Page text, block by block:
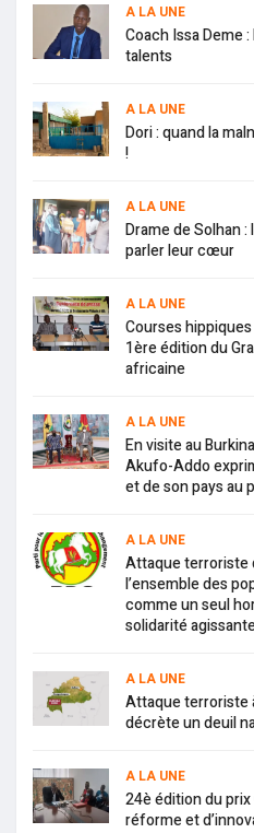
A LA UNE
Coach Issa Deme
talents
A LA UNE
Dori : quand la
!
A LA UNE
Drame de Solhan
parler leur cœur
A LA UNE
Courses
1ère édition du
africaine
A LA UNE
En visite au
Akufo-Addo
et de son pays au
A LA UNE
Attaque terroriste
l’ensemble des
comme un seul
solidarité
A LA UNE
Attaque terroriste
décrète un deuil
A LA UNE
24è édition du prix
réforme et